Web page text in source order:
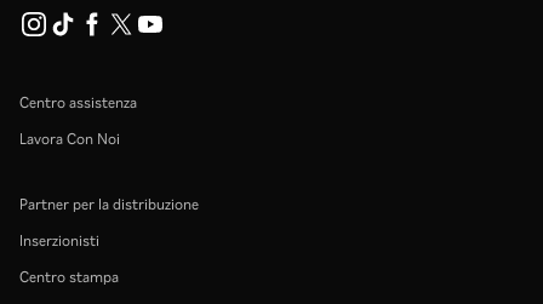
Centro assistenza
Lavora Con Noi
Partner per la distribuzione
Inserzionisti
Centro stampa